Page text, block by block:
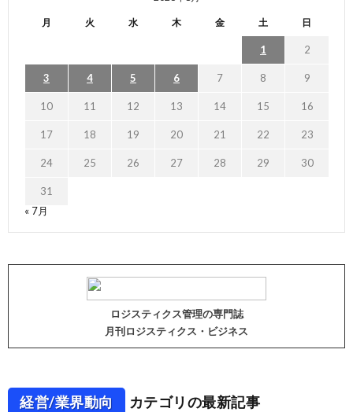
月 火 水 木 金 土 日
1 2
3 4 5 6 7 8 9
10 11 12 13 14 15 16
17 18 19 20 21 22 23
24 25 26 27 28 29 30
31
« 7月
ロジスティクス管理の専門誌
月刊ロジスティクス・ビジネス
経営/業界動向 カテゴリの最新記事